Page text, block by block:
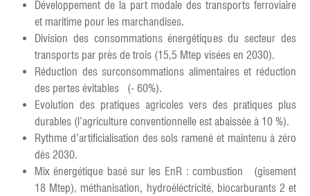
Développement de la part modale des transports ferroviaire
et maritime pour les marchandises.
Division des consommations énergétiques du secteur des
transports par près de trois (15,5 Mtep visées en 2030).
Réduction des surconsommations alimentaires et réduction
des pertes évitables (- 60%).
Evolution des pratiques agricoles vers des pratiques plus
durables (l’agriculture conventionnelle est abaissée à 10 %).
Rythme d’artificialisation des sols ramené et maintenu à zéro
dès 2030.
Mix énergétique basé sur les EnR : combustion (gisement
18 Mtep), méthanisation, hydroéléctricité, biocarburants 2 et